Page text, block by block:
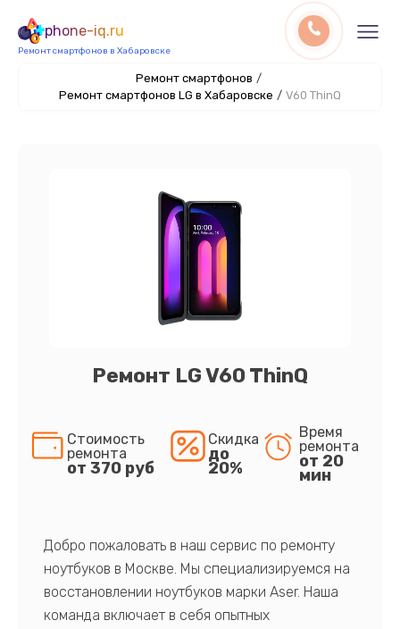
phone-iq.ru
Ремонт смартфонов в Хабаровске
Ремонт смартфонов /
Ремонт смартфонов LG в Хабаровске / V60 ThinQ
Ремонт LG V60 ThinQ
Стоимость
ремонта
от 370 руб
Скидка
до
20%
Время
ремонта
от 20
мин
Добро пожаловать в наш сервис по ремонту
ноутбуков в Москве. Мы специализируемся на
восстановлении ноутбуков марки Aser. Наша
команда включает в себя опытных